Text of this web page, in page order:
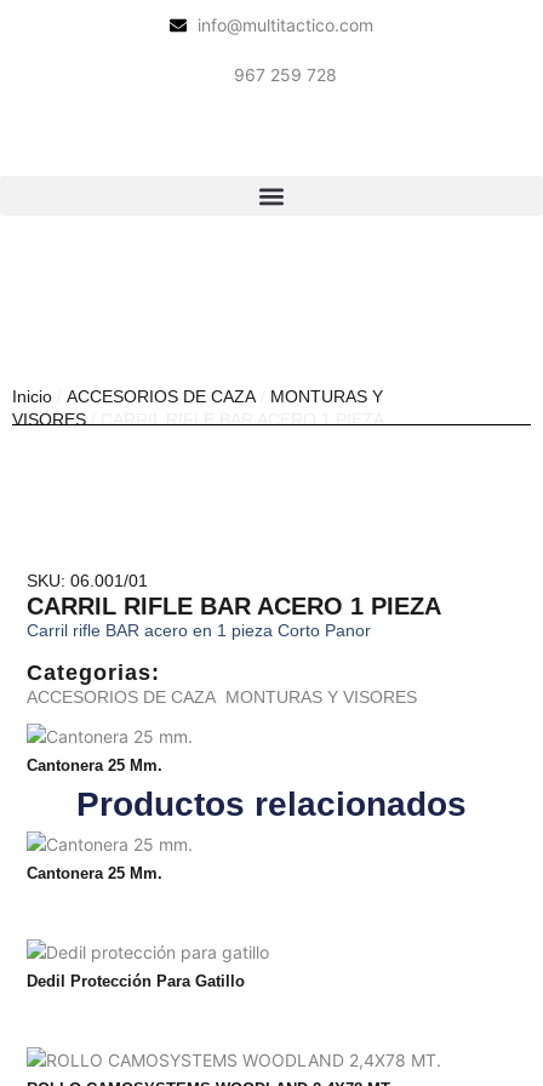
info@multitactico.com
967 259 728
Inicio ACCESORIOS DE CAZA
MONTURAS Y
VISORES
SKU: 06.001/01
CARRIL RIFLE BAR ACERO 1 PIEZA
Carril rifle BAR acero en 1 pieza Corto Panor
Categorias:
ACCESORIOS DE CAZA MONTURAS Y VISORES
Productos relacionados
Cantonera 25 Mm.
Cantonera 25 Mm.
Dedil Protección Para Gatillo